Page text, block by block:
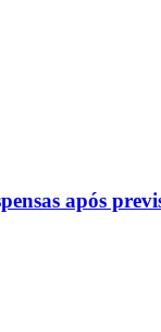
após